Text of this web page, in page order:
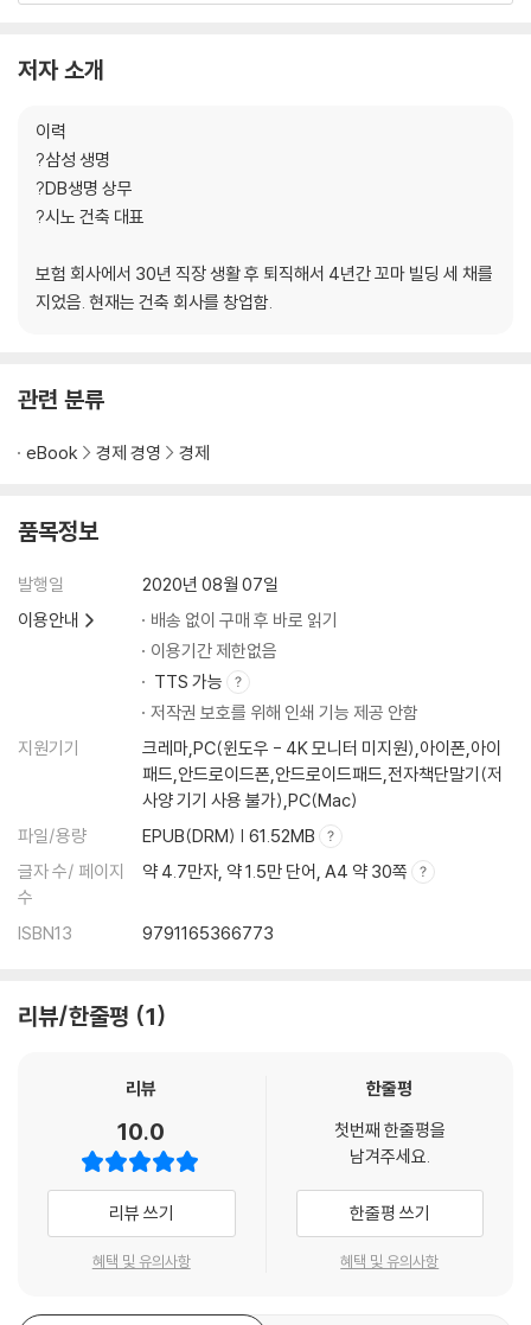
저자 소개
이력
?삼성 생명
?DB생명 상무
?시노 건축 대표
보험 회사에서 30년 직장 생활 후 퇴직해서 4년간 꼬마 빌딩 세 채를
지었음. 현재는 건축 회사를 창업함.
관련 분류
eBook 경제 경영 경제
품목정보
발행일
2020년 08월 07일
이용안내
배송 없이 구매 후 바로 읽기
이용기간 제한없음
TTS 가능
저작권 보호를 위해 인쇄 기능 제공 안함
지원기기
크레마,PC(윈도우 - 4K 모니터 미지원),아이폰,아이
패드,안드로이드폰,안드로이드패드,전자책단말기(저
사양 기기 사용 불가),PC(Mac)
파일/용량
EPUB(DRM) | 61.52MB
글자 수/ 페이지
수
약 4.7만자, 약 1.5만 단어, A4 약 30쪽
ISBN13 9791165366773
리뷰/한줄평 1
리뷰
10.0
리뷰 쓰기
혜택 및 유의사항
한줄평
첫번째 한줄평을
남겨주세요.
한줄평 쓰기
혜택 및 유의사항